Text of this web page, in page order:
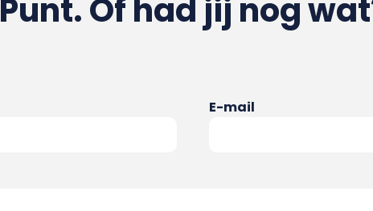
Punt. Of had jij nog
E-mail